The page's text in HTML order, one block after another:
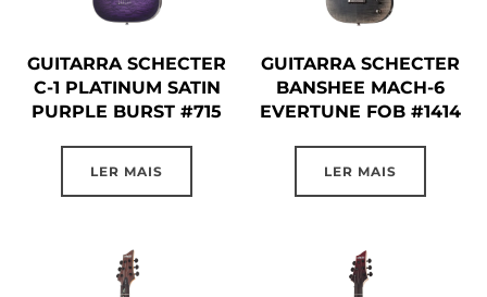
GUITARRA SCHECTER
C-1 PLATINUM SATIN
PURPLE BURST #715
LER MAIS
GUITARRA SCHECTER
BANSHEE MACH-6
EVERTUNE FOB #1414
LER MAIS